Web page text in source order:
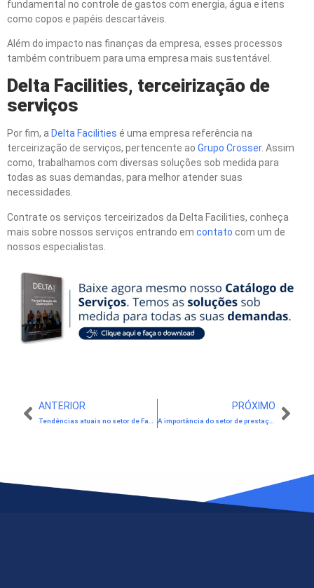
fundamental no controle de gastos com energia, água e itens
como copos e papéis descartáveis.
Além do impacto nas finanças da empresa, esses processos
também contribuem para uma empresa mais sustentável.
Delta Facilities, terceirização de
serviços
Por fim, a Delta Facilities é uma empresa referência na
terceirização de serviços, pertencente ao Grupo Crosser. Assim
como, trabalhamos com diversas soluções sob medida para
todas as suas demandas, para melhor atender suas
necessidades.
Contrate os serviços terceirizados da Delta Facilities, conheça
mais sobre nossos serviços entrando em contato com um de
nossos especialistas.
ANTERIOR PRÓXIMO
A importância do setor de prestação de serviços para a economia brasileira